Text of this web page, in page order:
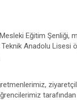
Eğitim Şenliği,
Anadolu Lisesi